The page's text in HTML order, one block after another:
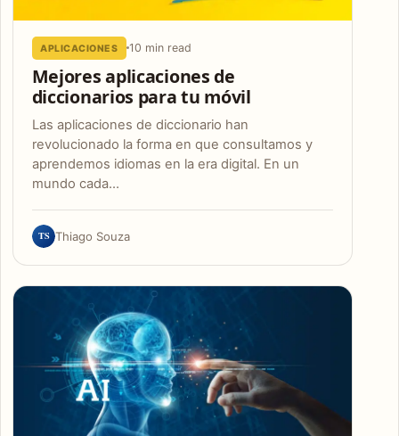
APLICACIONES 10 min read
Mejores aplicaciones de
diccionarios para tu móvil
Las aplicaciones de diccionario han
revolucionado la forma en que consultamos y
aprendemos idiomas en la era digital. En un
mundo cada…
TS Thiago Souza